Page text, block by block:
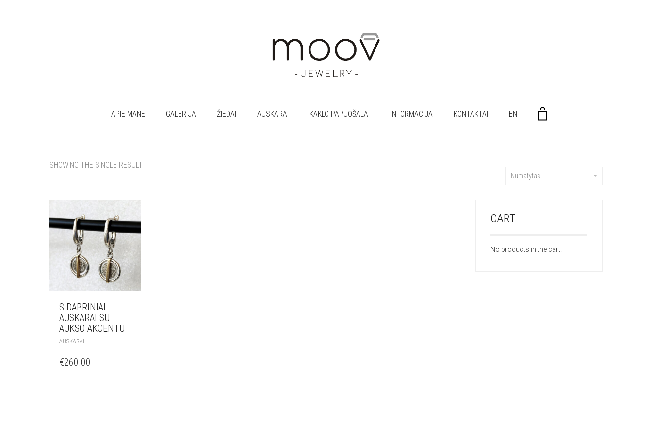
APIE MANE GALERIJA ŽIEDAI AUSKARAI KAKLO PAPUOŠALAI INFORMACIJA KONTAKTAI EN
SHOWING THE SINGLE RESULT
Numatytas
SIDABRINIAI
AUSKARAI SU
AUKSO AKCENTU
AUSKARAI
€260.00
CART
No products in the cart.